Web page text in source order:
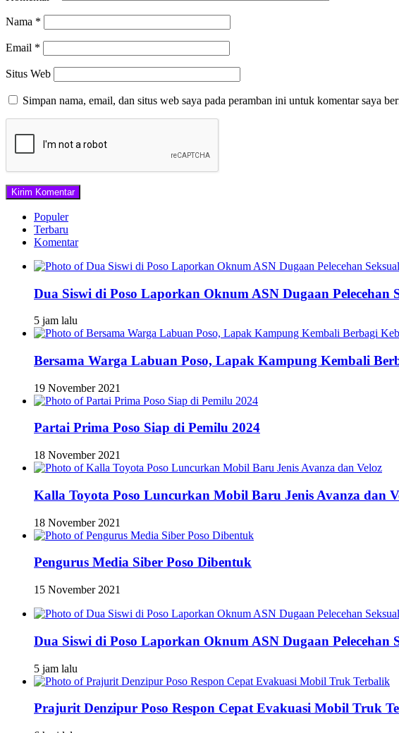
Nama *
Email *
Situs Web
Simpan nama, email, dan situs web saya pada peramban ini untuk komentar saya
Populer
Terbaru
Komentar
Dua Siswi di Poso Laporkan Oknum ASN Dugaan Pelecehan
5 jam lalu
Bersama Warga Labuan Poso, Lapak Kampung Kembali
19 November 2021
Partai Prima Poso Siap di Pemilu 2024
18 November 2021
Kalla Toyota Poso Luncurkan Mobil Baru Jenis Avanza dan
18 November 2021
Pengurus Media Siber Poso Dibentuk
15 November 2021
Dua Siswi di Poso Laporkan Oknum ASN Dugaan Pelecehan
5 jam lalu
Prajurit Denzipur Poso Respon Cepat Evakuasi Mobil Truk